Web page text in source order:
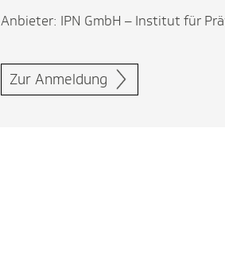
Anbieter: IPN GmbH – Institut für
Zur Anmeldung